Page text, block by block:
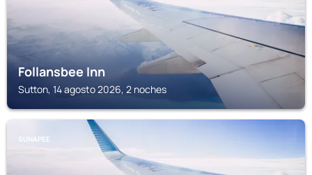
Follansbee Inn
Sutton, 14 agosto 2026, 2 noches
SUNAPEE